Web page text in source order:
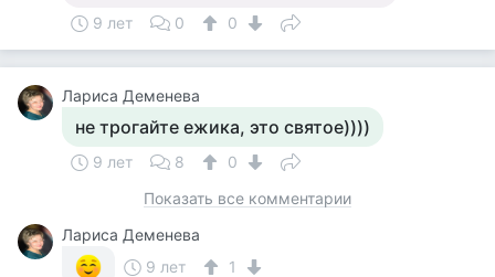
9 лет 0 0
Лариса Деменева
не трогайте ежика, это святое))))
9 лет 8
0
Показать все комментарии
Лариса Деменева
9 лет
1